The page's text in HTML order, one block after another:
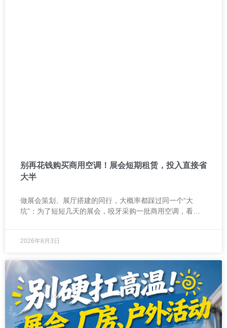
别再花钱购买商用空调！展会短期租赁，投入直接省
大半
做展会策划、展厅搭建的同行，大概率都踩过同一个“大
坑”：为了短短几天的展会，咬牙采购一批商用空调，看似
2026年8月3日